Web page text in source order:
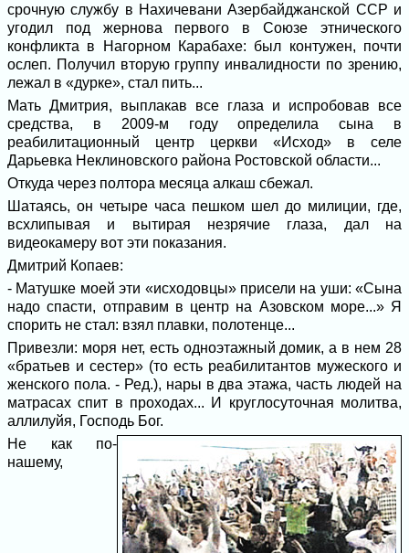
срочную службу в Нахичевани Азербайджанской ССР и
угодил под жернова первого в Союзе этнического
конфликта в Нагорном Карабахе: был контужен, почти
ослеп. Получил вторую группу инвалидности по зрению,
лежал в «дурке», стал пить...
Мать Дмитрия, выплакав все глаза и испробовав все
средства, в 2009-м году определила сына в
реабилитационный центр церкви «Исход» в селе
Дарьевка Неклиновского района Ростовской области...
Откуда через полтора месяца алкаш сбежал.
Шатаясь, он четыре часа пешком шел до милиции, где,
всхлипывая и вытирая незрячие глаза, дал на
видеокамеру вот эти показания.
Дмитрий Копаев:
- Матушке моей эти «исходовцы» присели на уши: «Сына
надо спасти, отправим в центр на Азовском море...» Я
спорить не стал: взял плавки, полотенце...
Привезли: моря нет, есть одноэтажный домик, а в нем 28
«братьев и сестер» (то есть реабилитантов мужеского и
женского пола. - Ред.), нары в два этажа, часть людей на
матрасах спит в проходах... И круглосуточная молитва,
аллилуйя, Господь Бог.
Не как по-
нашему,